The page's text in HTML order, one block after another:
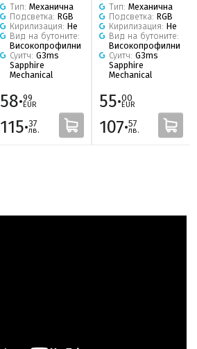
Тип: Механична
Подсветка: RGB
Кирилизация: Не
Вид на бутоните:
Високопрофилни
Суитч: G3ms
Sapphire
Mechanical
58·99
EUR
115·37
лв.
Тип: Механична
Подсветка: RGB
Кирилизация: Не
Вид на бутоните:
Високопрофилни
Суитч: G3ms
Sapphire
Mechanical
55·00
EUR
107·57
лв.